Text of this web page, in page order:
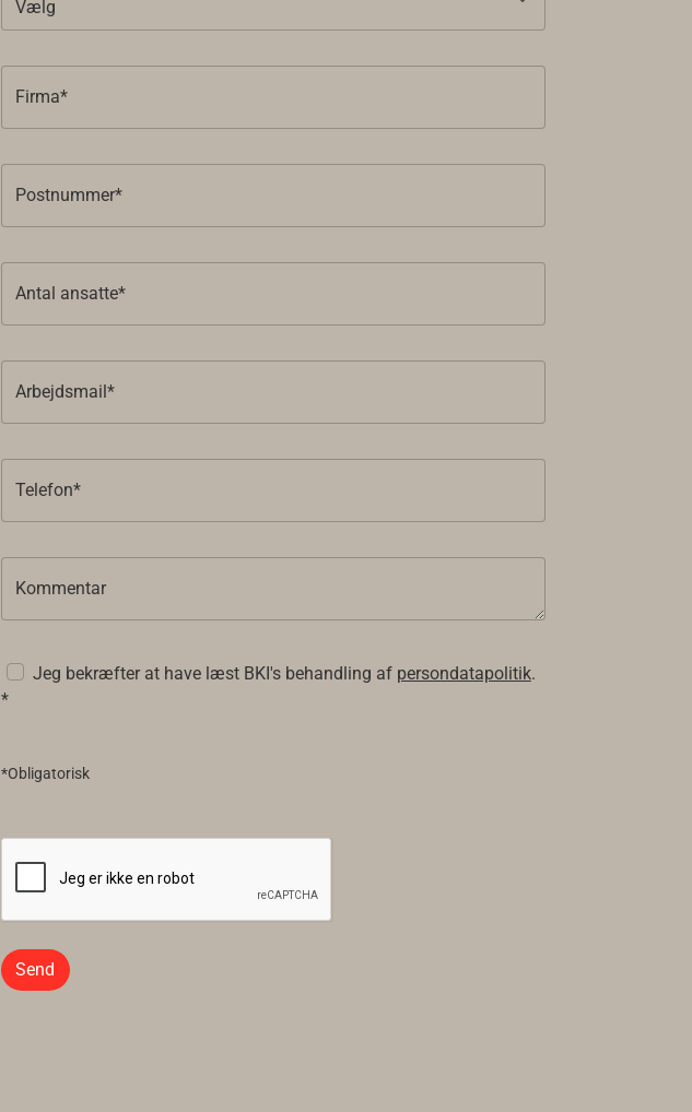
Firma*
Postnummer*
Antal ansatte*
Arbejdsmail*
Telefon*
Kommentar
Jeg bekræfter at have læst BKI's behandling af persondatapolitik.
*
*Obligatorisk
Send